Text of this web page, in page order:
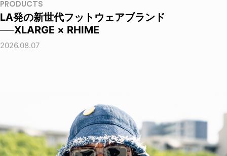
PRODUCTS
LA発の新世代フットウェアブランド
──XLARGE × RHIME
2026.08.07